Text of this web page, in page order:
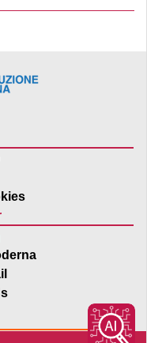
scelgono il solare